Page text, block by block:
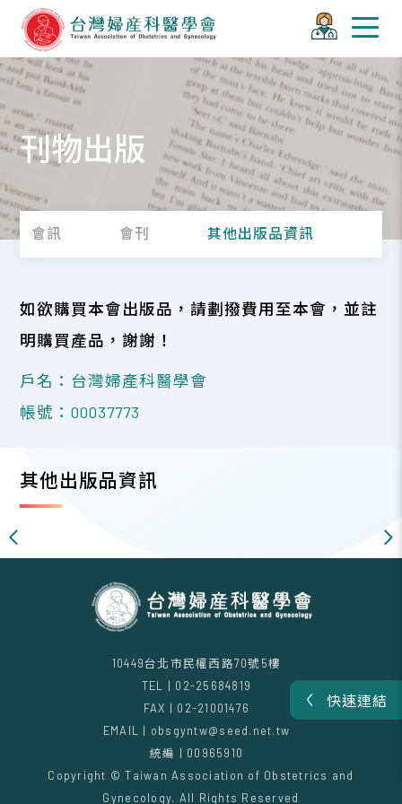
快速連結
刊物出版
會訊 會刊 其他出版品資訊
如欲購買本會出版品，請劃撥費用至本會，並註
明購買產品，謝謝！
戶名：台灣婦產科醫學會
帳號：00037773
其他出版品資訊
10449台北市民權西路70號5樓
TEL | 02-25684819
FAX | 02-21001476
EMAIL | obsgyntw@seed.net.tw
統編 | 00965910
Copyright © Taiwan Association of Obstetrics and
Gynecology. All Rights Reserved